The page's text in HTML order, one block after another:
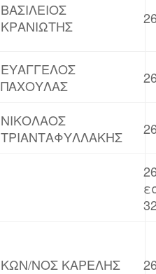
ΒΑΣΙΛΕΙΟΣ
ΚΡΑΝΙΩΤΗΣ
ΕΥΑΓΓΕΛΟΣ
ΠΑΧΟΥΛΑΣ
ΝΙΚΟΛΑΟΣ
ΤΡΙΑΝΤΑΦΥΛΛΑΚΗΣ
ΚΩΝ/ΝΟΣ ΚΑΡΕΛΗΣ